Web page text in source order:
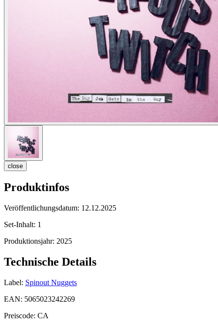
close
Produktinfos
Veröffentlichungsdatum: 12.12.2025
Set-Inhalt: 1
Produktionsjahr: 2025
Technische Details
Label: Spinout Nuggets
EAN: 5065023242269
Preiscode: CA